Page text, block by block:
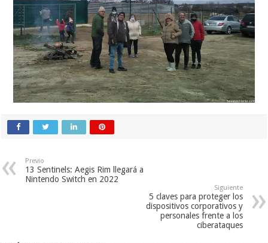
Previo
13 Sentinels: Aegis Rim llegará a
Nintendo Switch en 2022
Siguiente
5 claves para proteger los
dispositivos corporativos y
personales frente a los
ciberataques